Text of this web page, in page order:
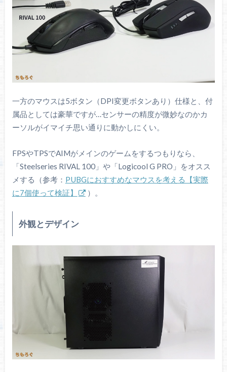
一方のマウスは5ボタン（DPI変更ボタンあり）仕様と、付
属品としては豪華ですが…センサーの精度が微妙なのかカ
ーソルがイマイチ思い通りに動かしにくい。
FPSやTPSでAIMがメインのゲームをするつもりなら、
「Steelseries RIVAL 100」や「Logicool G PRO」をオスス
メする（参考： PUBGにおすすめなマウスを考える【実際
に7個使って検証】
）。
外観とデザイン